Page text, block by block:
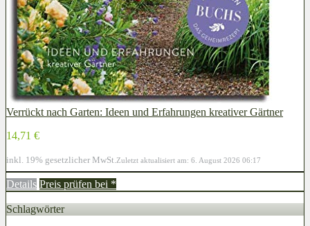
Verrückt nach Garten: Ideen und Erfahrungen kreativer Gärtner
14,71 €
inkl. 19% gesetzlicher MwSt. Zuletzt aktualisiert am: 6. August 2026 06:17
Details Preis prüfen bei *
Schlagwörter